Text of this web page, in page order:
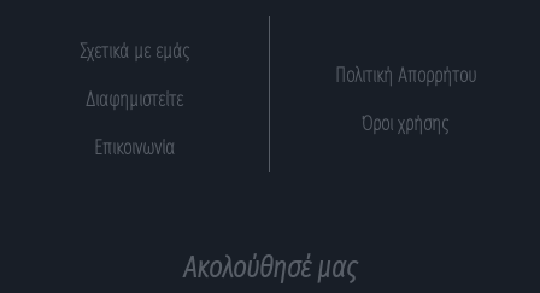
Σχετικά με εμάς
Διαφημιστείτε
Επικοινωνία
Πολιτική Απορρήτου
Όροι χρήσης
Ακολούθησέ μας